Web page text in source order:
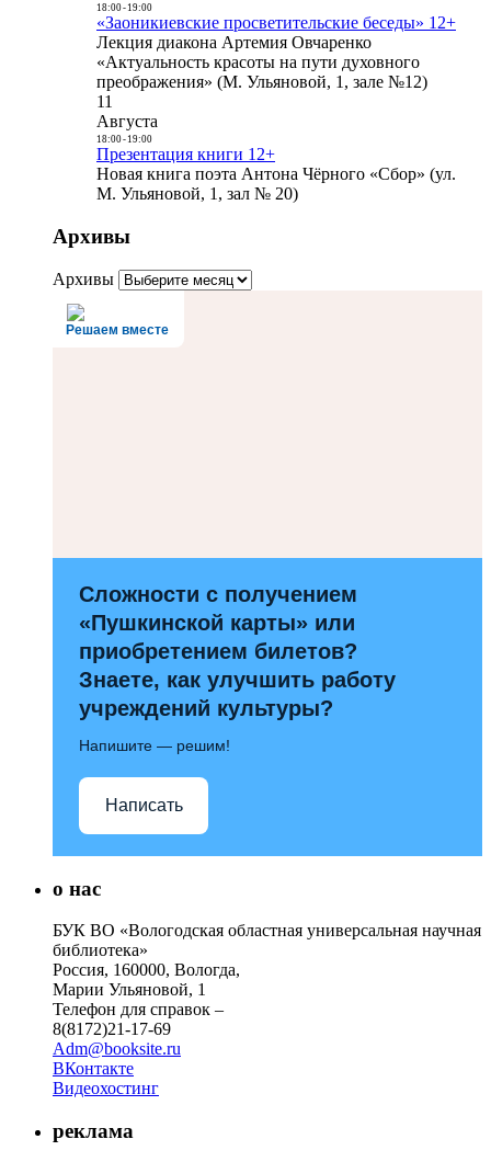
18:00- 19:00
«Заоникиевские просветительские беседы» 12+
Лекция диакона Артемия Овчаренко
«Актуальность красоты на пути духовного
преображения» (М. Ульяновой, 1, зале №12)
11
Августа
18:00- 19:00
Презентация книги 12+
Новая книга поэта Антона Чёрного «Сбор» (ул.
М. Ульяновой, 1, зал № 20)
Архивы
Архивы
Решаем вместе
Сложности с получением
«Пушкинской карты» или
приобретением билетов?
Знаете, как улучшить работу
учреждений культуры?
Напишите — решим!
Написать
о нас
БУК ВО «Вологодская областная универсальная научная
библиотека»
Россия, 160000, Вологда,
Марии Ульяновой, 1
Телефон для справок –
8(8172)21-17-69
Adm@booksite.ru
ВКонтакте
Видеохостинг
реклама